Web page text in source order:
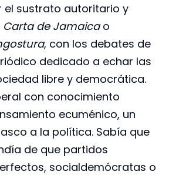
el sustrato autoritario y
Carta de Jamaicao
, con los debates de
dedicado a echar las
libre y democrática.
con conocimiento
ecuménico, un
a la política. Sabía que
de que partidos
socialdemócratas o